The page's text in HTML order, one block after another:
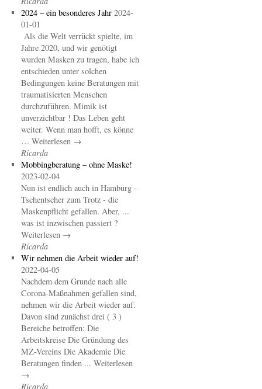
2024 – ein besonderes Jahr 2024-
01-01
Als die Welt verrückt spielte, im
Jahre 2020, und wir genötigt
wurden Masken zu tragen, habe ich
entschieden unter solchen
Bedingungen keine Beratungen mit
traumatisierten Menschen
durchzuführen. Mimik ist
unverzichtbar ! Das Leben geht
weiter. Wenn man hofft, es könne
… Weiterlesen →
Ricarda
Mobbingberatung – ohne Maske!
2023-02-04
Nun ist endlich auch in Hamburg -
Tschentscher zum Trotz - die
Maskenpflicht gefallen. Aber, ...
was ist inzwischen passiert ?
Weiterlesen →
Ricarda
Wir nehmen die Arbeit wieder auf!
2022-04-05
Nachdem dem Grunde nach alle
Corona-Maßnahmen gefallen sind,
nehmen wir die Arbeit wieder auf.
Davon sind zunächst drei ( 3 )
Bereiche betroffen: Die
Arbeitskreise Die Gründung des
MZ-Vereins Die Akademie Die
Beratungen finden ... Weiterlesen
→
Ricarda